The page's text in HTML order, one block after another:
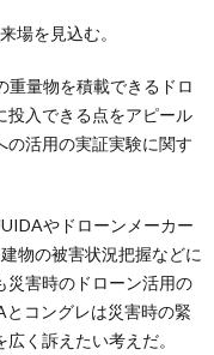
場を見込む。
重量物を積載できるドロ
投入できる点をアピール
の活用の実証実験に関す
やドローンメーカー
物の被害状況把握などに
災害時のドローン活用の
コングレは災害時の緊
く訴えたい考えだ。